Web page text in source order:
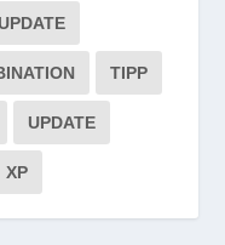
TIPP
UPDATE
XP